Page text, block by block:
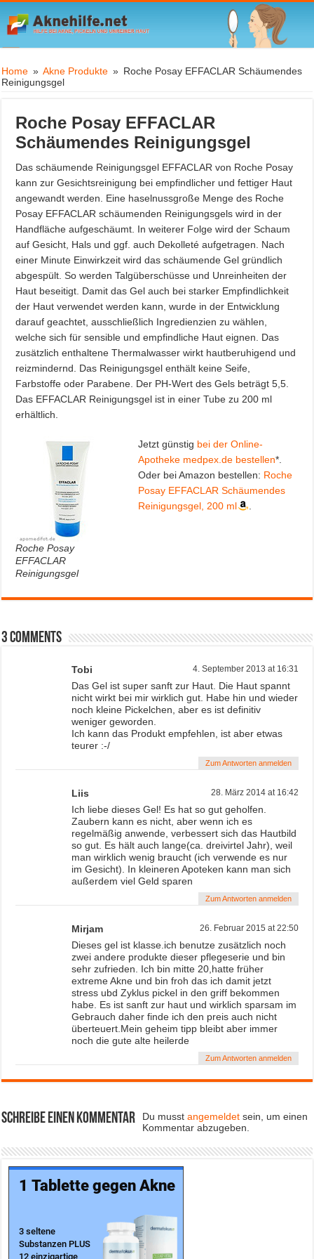
Home » Akne Produkte » Roche Posay EFFACLAR Schäumendes
Reinigungsgel
Roche Posay EFFACLAR
Schäumendes Reinigungsgel
Das schäumende Reinigungsgel EFFACLAR von Roche Posay
kann zur Gesichtsreinigung bei empfindlicher und fettiger Haut
angewandt werden. Eine haselnussgroße Menge des Roche
Posay EFFACLAR schäumenden Reinigungsgels wird in der
Handfläche aufgeschäumt. In weiterer Folge wird der Schaum
auf Gesicht, Hals und ggf. auch Dekolleté aufgetragen. Nach
einer Minute Einwirkzeit wird das schäumende Gel gründlich
abgespült. So werden Talgüberschüsse und Unreinheiten der
Haut beseitigt. Damit das Gel auch bei starker Empfindlichkeit
der Haut verwendet werden kann, wurde in der Entwicklung
darauf geachtet, ausschließlich Ingredienzien zu wählen,
welche sich für sensible und empfindliche Haut eignen. Das
zusätzlich enthaltene Thermalwasser wirkt hautberuhigend und
reizmindernd. Das Reinigungsgel enthält keine Seife,
Farbstoffe oder Parabene. Der PH-Wert des Gels beträgt 5,5.
Das EFFACLAR Reinigungsgel ist in einer Tube zu 200 ml
erhältlich.
Roche Posay
EFFACLAR
Reinigungsgel
Jetzt günstig bei der Online-
Apotheke medpex.de bestellen*.
Oder bei Amazon bestellen: Roche
Posay EFFACLAR Schäumendes
Reinigungsgel, 200 ml
3 comments
Tobi 4. September 2013 at 16:31
Das Gel ist super sanft zur Haut. Die Haut spannt
nicht wirkt bei mir wirklich gut. Habe hin und wieder
noch kleine Pickelchen, aber es ist definitiv
weniger geworden.
Ich kann das Produkt empfehlen, ist aber etwas
teurer :-/
Zum Antworten anmelden
Liis 28. März 2014 at 16:42
Ich liebe dieses Gel! Es hat so gut geholfen.
Zaubern kann es nicht, aber wenn ich es
regelmäßig anwende, verbessert sich das Hautbild
so gut. Es hält auch lange(ca. dreivirtel Jahr), weil
man wirklich wenig braucht (ich verwende es nur
im Gesicht). In kleineren Apoteken kann man sich
außerdem viel Geld sparen
Zum Antworten anmelden
Mirjam 26. Februar 2015 at 22:50
Dieses gel ist klasse.ich benutze zusätzlich noch
zwei andere produkte dieser pflegeserie und bin
sehr zufrieden. Ich bin mitte 20,hatte früher
extreme Akne und bin froh das ich damit jetzt
stress ubd Zyklus pickel in den griff bekommen
habe. Es ist sanft zur haut und wirklich sparsam im
Gebrauch daher finde ich den preis auch nicht
überteuert.Mein geheim tipp bleibt aber immer
noch die gute alte heilerde
Zum Antworten anmelden
Schreibe einen Kommentar Du musstangemeldet sein, um einen
Kommentar abzugeben.